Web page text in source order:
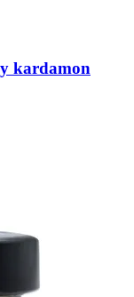
kardamon